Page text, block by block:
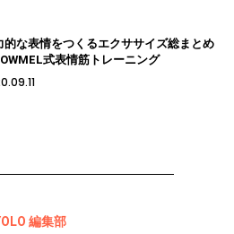
的な表情をつくるエクササイズ総まとめ
式表情筋トレーニング
編集部